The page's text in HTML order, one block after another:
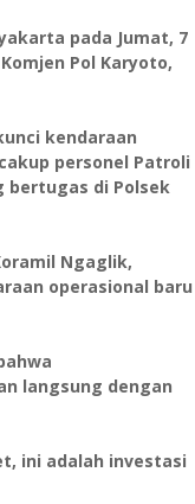
pada Jumat, 7
Pol Karyoto,
kendaraan
personel Patroli
bertugas di Polsek
Ngaglik,
operasional baru
langsung dengan
ini adalah investasi